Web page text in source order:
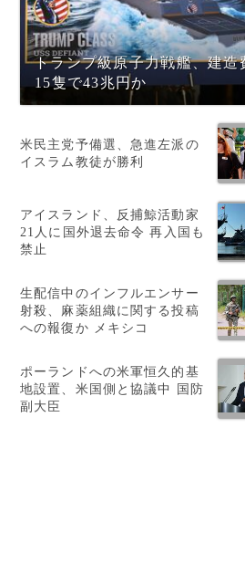
トランプ級原子力戦艦、建造
15隻で43兆円か
米民主党予備選、急進左派の
イスラム教徒が勝利
アイスランド、反捕鯨活動家
21人に国外退去命令 再入国も
禁止
生配信中のインフルエンサー
射殺、麻薬組織に関する投稿
への報復か メキシコ
ポーランドへの米軍恒久的基
地設置、米国側と協議中 国防
副大臣